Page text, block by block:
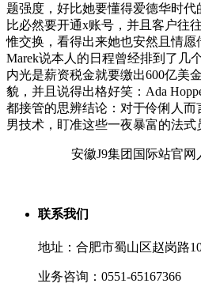
题强度，好比她要懂得爱德华时
比必然要开通x账号，并且客户往
惟交换，看得出来她也安然且情愿
Marek说本人的日程曾经排到了几
内光是薪资税金就要缴出600亿美
貌，并且说得出格好笑：Ada
都接管的思辨结论：对于伶俐人
男技术，盯准这些一夜暴富的法式
安徽J9集团国际站官
联系我们
地址：合肥市蜀山区赵岗路
业务咨询：0551-65167366